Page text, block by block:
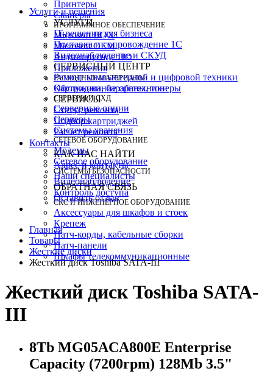
Принтеры
Сканеры
ПРОГРАММНОЕ ОБЕСПЕЧЕНИЕ
Microsoft BOX
Microsoft OEM
Антивирусное ПО
Приложения
РАСХОДНЫЕ МАТЕРИАЛЫ
Картриджи, барабаны, тонеры
СЕРВЕРЫ И СХД
Серверные опции
Серверы
Системы хранения
СЕТЕВОЕ ОБОРУДОВАНИЕ
Модемы
Сетевое оборудование
СИСТЕМЫ БЕЗОПАСНОСТИ
Видеонаблюдение
Контроль доступа
СКС И ИНЖЕНЕРНОЕ ОБОРУДОВАНИЕ
Аксессуары для шкафов и стоек
Крепеж
Патч-корды, кабельные сборки
Патч-панели
Шкафы телекоммуникационные
Услуги и решения
УСЛУГИ
IT-решения для бизнеса
Поставка и сопровождение 1C
Видеонаблюдение и СКУД
СЕРВИСНЫЙ ЦЕНТР
Ремонт компьютерной и цифровой техники
Обслуживание оргтехники
СЕРВИСЫ
Статус ремонта
Подбор картриджей
Расчет ремонта
Контакты
КАК НАС НАЙТИ
Адрес и контакты
Наши специалисты
ОБРАТНАЯ СВЯЗЬ
Оставить отзыв
Главная
Товары
Жесткие диски
Жесткий диск Toshiba SATA-III
Жесткий диск Toshiba SATA-
III
8Tb MG05ACA800E Enterprise
Capacity (7200rpm) 128Mb 3.5"